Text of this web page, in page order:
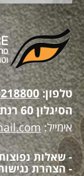
טלפון:
הסיגלון 60 רנתיה
אימייל:
- שאלות
- הצהרת